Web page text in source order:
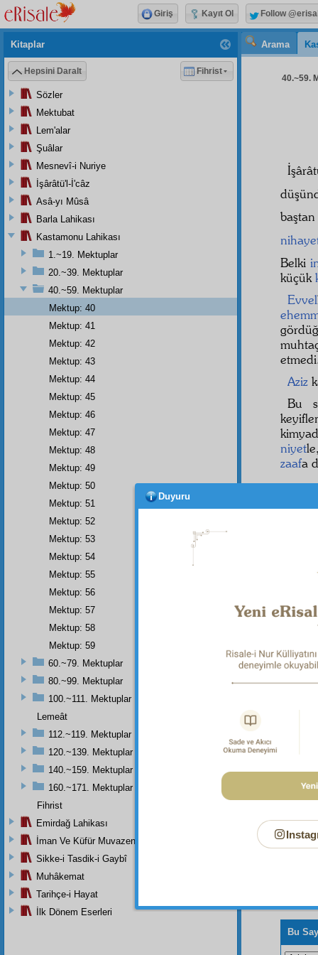
Arama
40.~59.
Belki
küçük
Evvel
Aziz
Bu
niyet
zaafa
bir
ﻫ üç
Allah
Bu
Kitaplar
Hepsini Daralt Fihrist
Sözler
Mektubat
Lem'alar
Şuâlar
Mesnevî-i Nuriye
İşârâtü'l-İ'câz
Asâ-yı Mûsâ
Barla Lahikası
Kastamonu Lahikası
1.~19. Mektuplar
20.~39. Mektuplar
40.~59. Mektuplar
Mektup: 40
Mektup: 41
Mektup: 42
Mektup: 43
Mektup: 44
Mektup: 45
Mektup: 46
Mektup: 47
Mektup: 48
Mektup: 49
Mektup: 50
Mektup: 51
Mektup: 52
Mektup: 53
Mektup: 54
Mektup: 55
Mektup: 56
Mektup: 57
Mektup: 58
Mektup: 59
60.~79. Mektuplar
80.~99. Mektuplar
100.~111. Mektuplar
Lemeât
112.~119. Mektuplar
120.~139. Mektuplar
140.~159. Mektuplar
160.~171. Mektuplar
Fihrist
Emirdağ Lahikası
İman Ve Küfür Muvazeneleri
Sikke-i Tasdik-i Gaybî
Muhâkemat
Tarihçe-i Hayat
İlk Dönem Eserleri
Giriş Kayıt Ol Follow
Duyuru